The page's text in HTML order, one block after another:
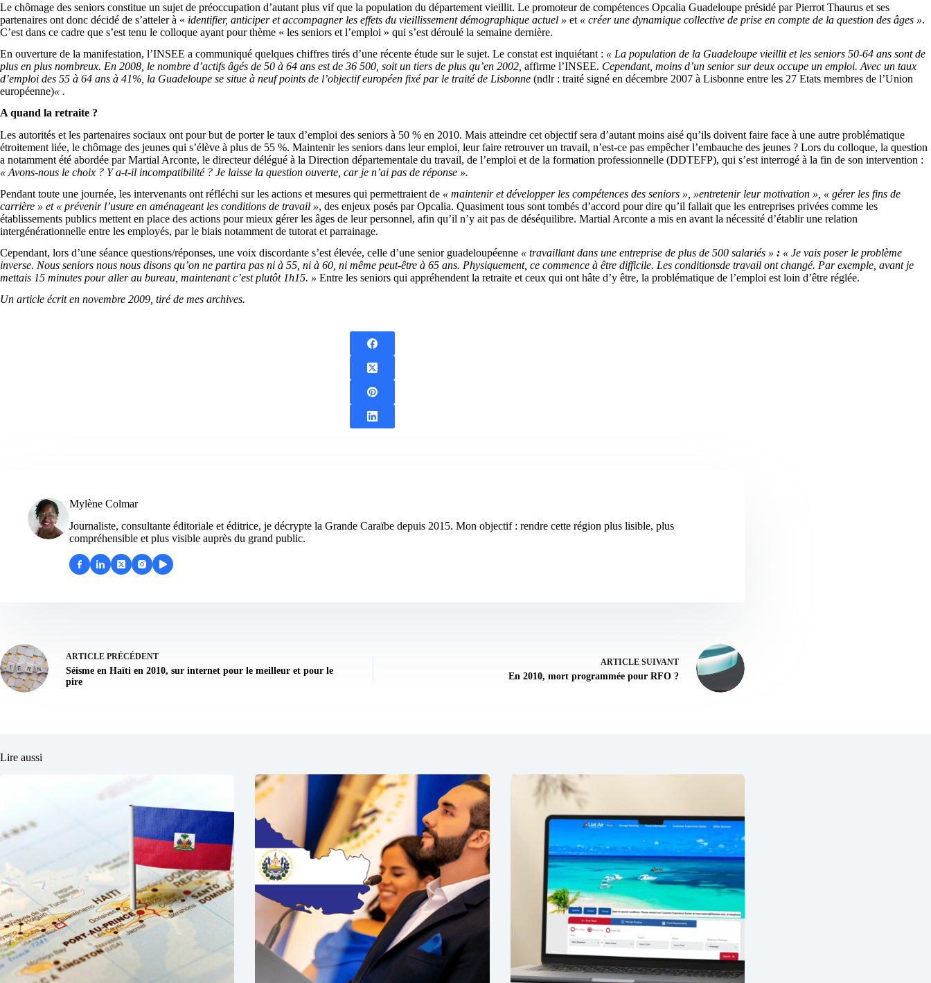
Le chômage des seniors constitue un sujet de préoccupation d’autant plus vif que la population du département vieillit. Le promoteur de compétences Opcalia Guadeloupe présidé par Pierrot Thaurus et ses
partenaires ont donc décidé de s’atteler à « identifier, anticiper et accompagner les effets du vieillissement démographique actuel » et « créer une dynamique collective de prise en compte de la question des âges ».
C’est dans ce cadre que s’est tenu le colloque ayant pour thème « les seniors et l’emploi » qui s’est déroulé la semaine dernière.
En ouverture de la manifestation, l’INSEE a communiqué quelques chiffres tirés d’une récente étude sur le sujet. Le constat est inquiétant : « La population de la Guadeloupe vieillit et les seniors 50-64 ans sont de
plus en plus nombreux. En 2008, le nombre d’actifs âgés de 50 à 64 ans est de 36 500, soit un tiers de plus qu’en 2002, affirme l’INSEE. Cependant, moins d’un senior sur deux occupe un emploi. Avec un taux
d’emploi des 55 à 64 ans à 41%, la Guadeloupe se situe à neuf points de l’objectif européen fixé par le traité de Lisbonne (ndlr : traité signé en décembre 2007 à Lisbonne entre les 27 Etats membres de l’Union
européenne)« .
A quand la retraite ?
Les autorités et les partenaires sociaux ont pour but de porter le taux d’emploi des seniors à 50 % en 2010. Mais atteindre cet objectif sera d’autant moins aisé qu’ils doivent faire face à une autre problématique
étroitement liée, le chômage des jeunes qui s’élève à plus de 55 %. Maintenir les seniors dans leur emploi, leur faire retrouver un travail, n’est-ce pas empêcher l’embauche des jeunes ? Lors du colloque, la question
a notamment été abordée par Martial Arconte, le directeur délégué à la Direction départementale du travail, de l’emploi et de la formation professionnelle (DDTEFP), qui s’est interrogé à la fin de son intervention :
« Avons-nous le choix ? Y a-t-il incompatibilité ? Je laisse la question ouverte, car je n’ai pas de réponse ».
Pendant toute une journée, les intervenants ont réfléchi sur les actions et mesures qui permettraient de « maintenir et développer les compétences des seniors », »entretenir leur motivation », « gérer les fins de
carrière » et « prévenir l’usure en aménageant les conditions de travail », des enjeux posés par Opcalia. Quasiment tous sont tombés d’accord pour dire qu’il fallait que les entreprises privées comme les
établissements publics mettent en place des actions pour mieux gérer les âges de leur personnel, afin qu’il n’y ait pas de déséquilibre. Martial Arconte a mis en avant la nécessité d’établir une relation
intergénérationnelle entre les employés, par le biais notamment de tutorat et parrainage.
Cependant, lors d’une séance questions/réponses, une voix discordante s’est élevée, celle d’une senior guadeloupéenne « travaillant dans une entreprise de plus de 500 salariés » : « Je vais poser le problème
inverse. Nous seniors nous nous disons qu’on ne partira pas ni à 55, ni à 60, ni même peut-être à 65 ans. Physiquement, ce commence à être difficile. Les conditionsde travail ont changé. Par exemple, avant je
mettais 15 minutes pour aller au bureau, maintenant c’est plutôt 1h15. » Entre les seniors qui appréhendent la retraite et ceux qui ont hâte d’y être, la problématique de l’emploi est loin d’être réglée.
Un article écrit en novembre 2009, tiré de mes archives.
Mylène Colmar
Journaliste, consultante éditoriale et éditrice, je décrypte la Grande Caraïbe depuis 2015. Mon objectif : rendre cette région plus lisible, plus
compréhensible et plus visible auprès du grand public.
ARTICLE PRÉCÉDENT
Séisme en Haïti en 2010, sur internet pour le meilleur et pour le
pire
ARTICLE SUIVANT
En 2010, mort programmée pour RFO ?
Lire aussi